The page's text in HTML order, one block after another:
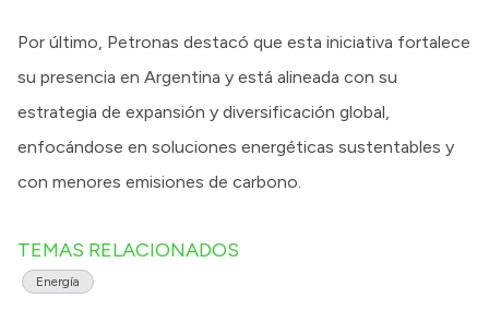
Por último, Petronas destacó que esta iniciativa fortalece
su presencia en Argentina y está alineada con su
estrategia de expansión y diversificación global,
enfocándose en soluciones energéticas sustentables y
con menores emisiones de carbono.
TEMAS RELACIONADOS
Energía